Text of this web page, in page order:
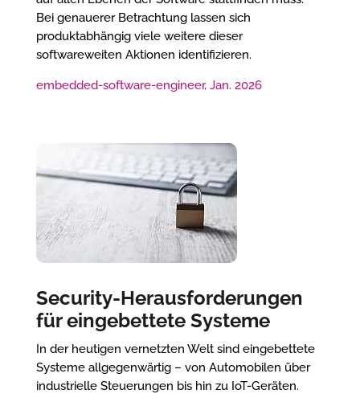
Bei genauerer Betrachtung lassen sich
produktabhängig viele weitere dieser
softwareweiten Aktionen identifizieren.
embedded-software-engineer, Jan. 2026
Security-Herausforderungen
für eingebettete Systeme
In der heutigen vernetzten Welt sind eingebettete
Systeme allgegenwärtig – von Automobilen über
industrielle Steuerungen bis hin zu IoT-Geräten.